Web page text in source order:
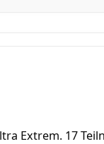
Extrem. 17